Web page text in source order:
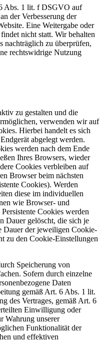
Abs. 1 lit. f DSGVO auf
der Verbesserung der
Eine Weitergabe oder
nicht statt. Wir behalten
nachträglich zu überprüfen,
rechtswidrige Nutzung
zu gestalten und die
verwenden wir auf
Hierbei handelt es sich
abgelegt werden.
werden nach dem Ende
Ihres Browsers, wieder
Cookies verbleiben auf
Browser beim nächsten
Cookies). Werden
diese im individuellen
wie Browser- und
Cookies werden
Dauer gelöscht, die sich je
Dauer der jeweiligen Cookie-
zu den Cookie-Einstellungen
Speicherung von
Sofern durch einzelne
Daten
gemäß Art. 6 Abs. 1 lit.
des Vertrages, gemäß Art. 6
Einwilligung oder
Wahrung unserer
Funktionalität der
und effektiven